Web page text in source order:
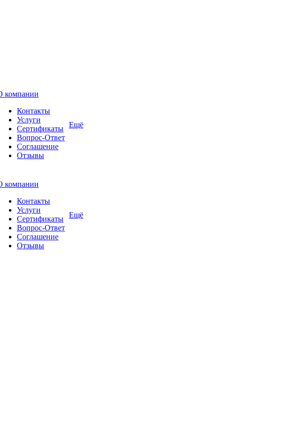
компании
Контакты
Услуги
Сертификаты
Вопрос-Ответ
Соглашение
Отзывы
Ещё
компании
Контакты
Услуги
Сертификаты
Вопрос-Ответ
Соглашение
Отзывы
Ещё